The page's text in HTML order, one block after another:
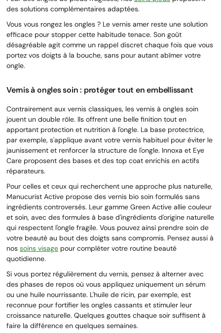
des solutions complémentaires adaptées.
Vous vous rongez les ongles ? Le vernis amer reste une solution
efficace pour stopper cette habitude tenace. Son goût
désagréable agit comme un rappel discret chaque fois que vous
portez vos doigts à la bouche, sans pour autant abîmer votre
ongle.
Vernis à ongles soin : protéger tout en embellissant
Contrairement aux vernis classiques, les vernis à ongles soin
jouent un double rôle. Ils offrent une belle finition tout en
apportant protection et nutrition à l'ongle. La base protectrice,
par exemple, s'applique avant votre vernis habituel pour éviter le
jaunissement et renforcer la structure de l'ongle. Innoxa et Eye
Care proposent des bases et des top coat enrichis en actifs
réparateurs.
Pour celles et ceux qui recherchent une approche plus naturelle,
Manucurist Active propose des vernis bio soin formulés sans
ingrédients controversés. Leur gamme Green Active allie couleur
et soin, avec des formules à base d'ingrédients d'origine naturelle
qui respectent l'ongle fragile. Vous pouvez ainsi prendre soin de
votre beauté au bout des doigts sans compromis. Pensez aussi à
nos soins visage pour compléter votre routine beauté
quotidienne.
Si vous portez régulièrement du vernis, pensez à alterner avec
des phases de repos où vous appliquez uniquement un sérum
ou une huile nourrissante. L'huile de ricin, par exemple, est
reconnue pour fortifier les ongles cassants et stimuler leur
croissance naturelle. Quelques gouttes chaque soir suffisent à
faire la différence en quelques semaines.